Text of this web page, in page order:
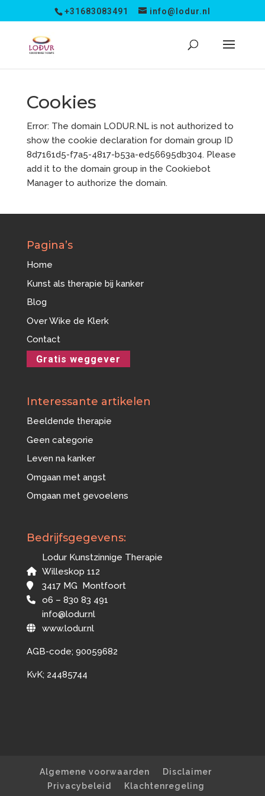
+31683083491 info@lodur.nl
Cookies
Error: The domain LODUR.NL is not authorized to
show the cookie declaration for domain group ID
8d7161d5-f7a5-4817-b53a-ed56695db304. Please
add it to the domain group in the Cookiebot
Manager to authorize the domain.
Pagina’s
Home
Kunst als therapie bij kanker
Blog
Over Wike de Klerk
Contact
Gratis weggever
Interessante artikelen
Beeldende therapie
Geen categorie
Leven na kanker
Omgaan met angst
Omgaan met gevoelens
Bedrijfsgegevens:
Lodur Kunstzinnige Therapie
Willeskop 112
3417 MG Montfoort
o6 – 830 83 491
info@lodur.nl
www.lodur.nl
AGB-code; 90059682
KvK; 24485744
Algemene voorwaarden
Disclaimer
Privacybeleid
Klachtenregeling